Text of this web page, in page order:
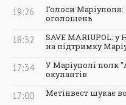
19:26
Голоси
оголошень
18:32
SAVE MARIUPOL:
на підтримку
17:34
У Маріуполі полк
окупантів
17:00 Метінвест шукає